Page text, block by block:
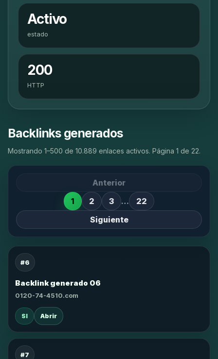
Activo
estado
200
HTTP
Backlinks generados
Mostrando 1–500 de 10.889 enlaces activos. Página 1 de 22.
Anterior
1
2 3 …
22
Siguiente
#6
Backlink generado 06
0120-74-4510.com
SI Abrir
#7